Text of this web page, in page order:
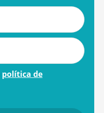
política de